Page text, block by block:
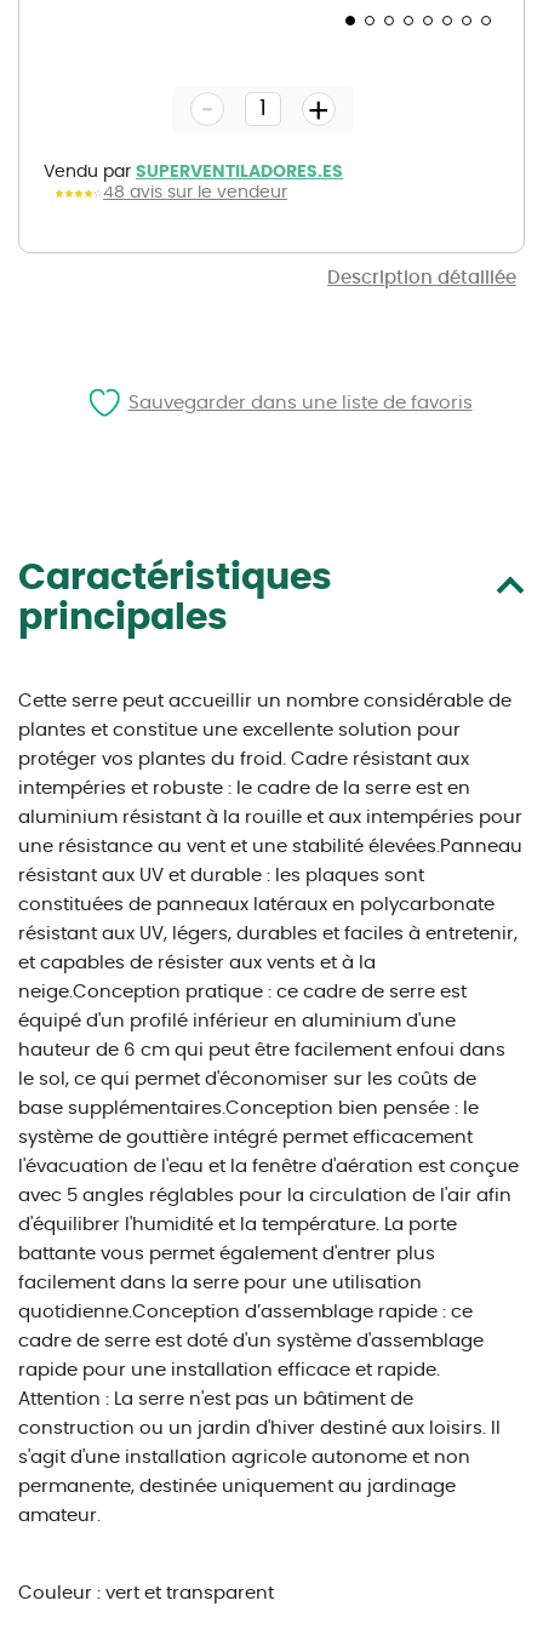
Description détaillée
gallery
Vendu par SUPERVENTILADORES.ES
48 avis sur le vendeur
- +
Caractéristiques
principales
Cette serre peut accueillir un nombre considérable de
plantes et constitue une excellente solution pour
protéger vos plantes du froid. Cadre résistant aux
intempéries et robuste : le cadre de la serre est en
aluminium résistant à la rouille et aux intempéries pour
une résistance au vent et une stabilité élevées.Panneau
résistant aux UV et durable : les plaques sont
constituées de panneaux latéraux en polycarbonate
résistant aux UV, légers, durables et faciles à entretenir,
et capables de résister aux vents et à la
neige.Conception pratique : ce cadre de serre est
équipé d'un profilé inférieur en aluminium d'une
hauteur de 6 cm qui peut être facilement enfoui dans
le sol, ce qui permet d'économiser sur les coûts de
base supplémentaires.Conception bien pensée : le
système de gouttière intégré permet efficacement
l'évacuation de l'eau et la fenêtre d'aération est conçue
avec 5 angles réglables pour la circulation de l'air afin
d'équilibrer l'humidité et la température. La porte
battante vous permet également d'entrer plus
facilement dans la serre pour une utilisation
quotidienne.Conception d’assemblage rapide : ce
cadre de serre est doté d'un système d'assemblage
rapide pour une installation efficace et rapide.
Attention : La serre n'est pas un bâtiment de
construction ou un jardin d'hiver destiné aux loisirs. Il
s'agit d'une installation agricole autonome et non
permanente, destinée uniquement au jardinage
amateur.
Couleur : vert et transparent
Sauvegarder dans une liste de favoris